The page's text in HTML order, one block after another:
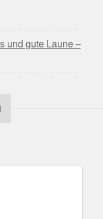
und gute Laune –